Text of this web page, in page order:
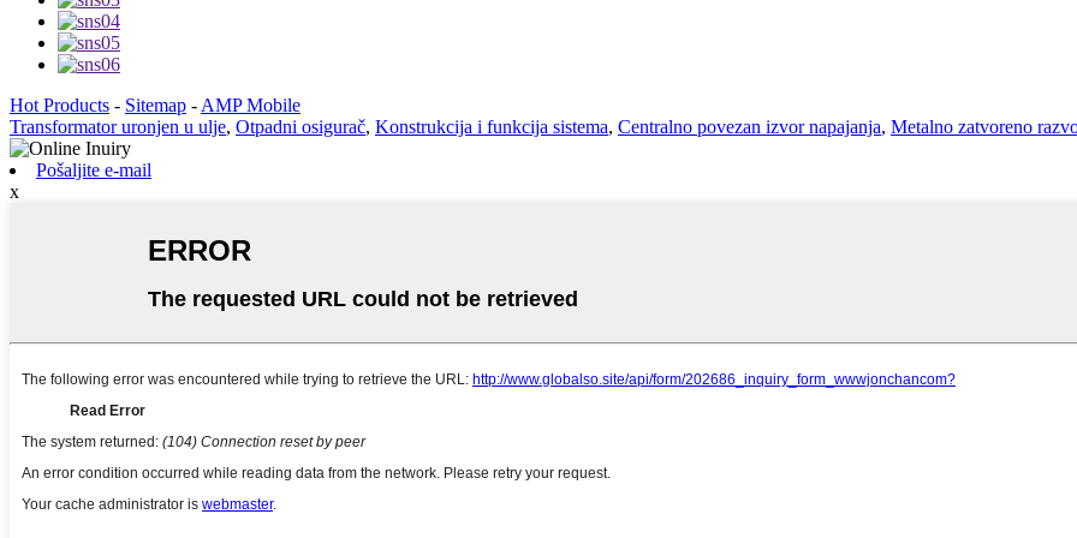
Hot Products - Sitemap - AMP Mobile
Transformator uronjen u ulje, Otpadni osigurač, Konstrukcija i funkcija sistema, Centralno povezan izvor napajanja, Metalno zatvoreno
Pošaljite e-mail
x